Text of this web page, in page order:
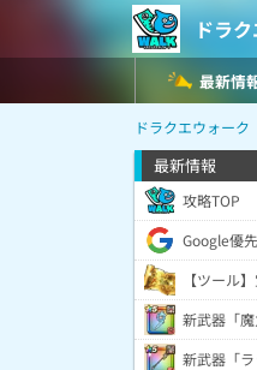
ドラ
最新情
ドラクエウォーク
最新情報
攻略TOP
Google優
【ツール
新武器「魔
新武器「ラ